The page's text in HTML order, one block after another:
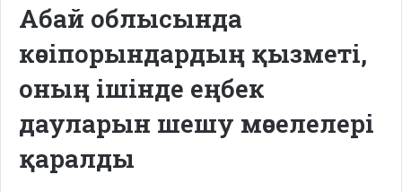
Абай облысында
кәсіпорындардың қызметі,
оның ішінде еңбек
дауларын шешу мәселелері
қаралды